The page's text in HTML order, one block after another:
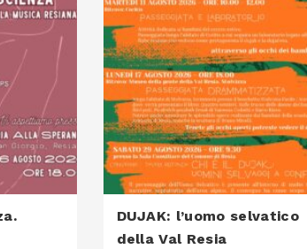
DUJAK: l’uomo selvatico
della Val Resia